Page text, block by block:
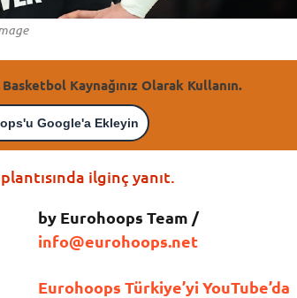
Kaynağınız Olarak Kullanın.
Google'a Ekleyin
ilginç yanıt.
by Eurohoops Team /
info@eurohoops.net
Eurohoops Türkiye’yi YouTube’da